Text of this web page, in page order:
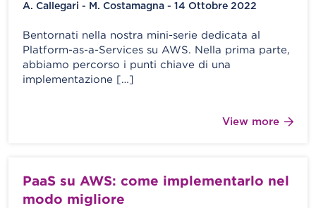
A. Callegari - M. Costamagna - 14 Ottobre 2022
Bentornati nella nostra mini-serie dedicata al
Platform-as-a-Services su AWS. Nella prima parte,
abbiamo percorso i punti chiave di una
implementazione […]
View more
PaaS su AWS: come implementarlo nel
modo migliore